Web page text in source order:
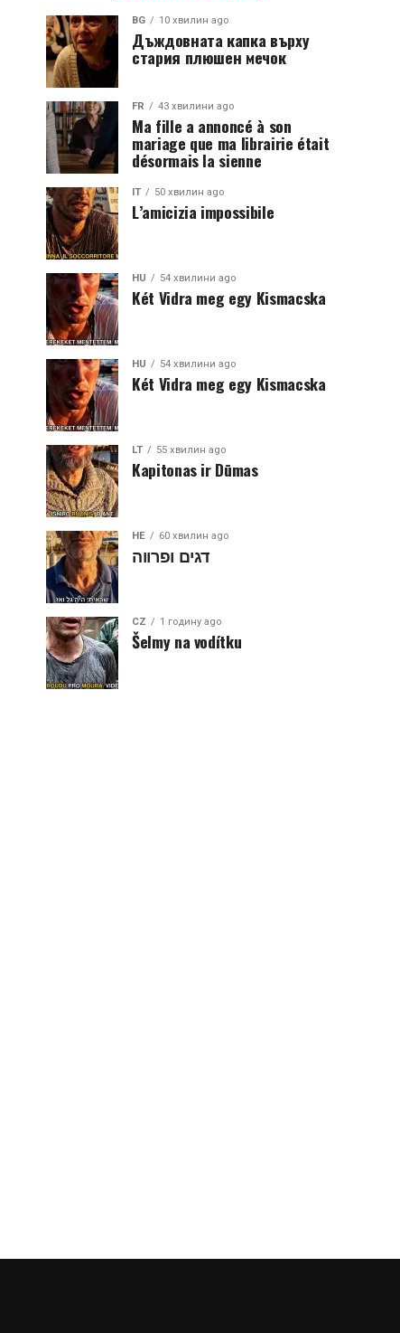
BG 10 хвилин ago
Дъждовната капка върху
стария плюшен мечок
FR 43 хвилини ago
Ma fille a annoncé à son
mariage que ma librairie était
désormais la sienne
IT 50 хвилин ago
L’amicizia impossibile
HU 54 хвилини ago
Két Vidra meg egy Kismacska
HU 54 хвилини ago
Két Vidra meg egy Kismacska
LT 55 хвилин ago
Kapitonas ir Dūmas
HE 60 хвилин ago
דגים ופרווה
CZ 1 годину ago
Šelmy na vodítku